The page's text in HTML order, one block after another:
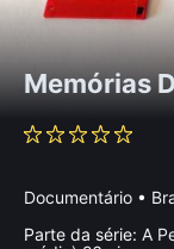
Memórias
Documentário •
Parte da série: A